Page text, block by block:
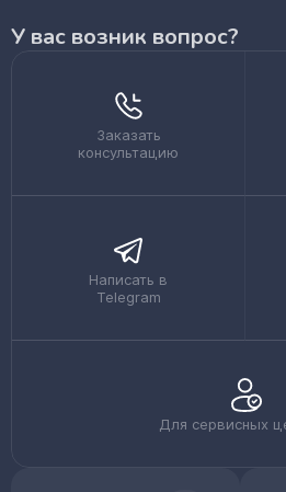
У вас возник вопрос?
Заказать
консультацию
Написать в
Telegram
Для сервисных